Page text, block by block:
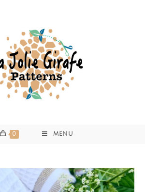
0 MENU